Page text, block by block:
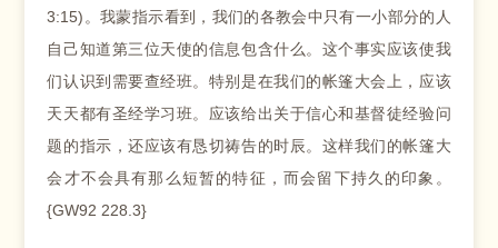
3:15)。我蒙指示看到，我们的各教会中只有一小部分的人
自己知道第三位天使的信息包含什么。这个事实应该使我
们认识到需要查经班。特别是在我们的帐篷大会上，应该
天天都有圣经学习班。应该给出关于信心和基督徒经验问
题的指示，还应该有恳切祷告的时辰。这样我们的帐篷大
会才不会具有那么短暂的特征，而会留下持久的印象。
{GW92 228.3}